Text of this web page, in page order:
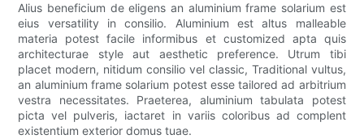
Alius beneficium de eligens an aluminium frame solarium est
eius versatility in consilio. Aluminium est altus malleable
materia potest facile informibus et customized apta quis
architecturae style aut aesthetic preference. Utrum tibi
placet modern, nitidum consilio vel classic, Traditional vultus,
an aluminium frame solarium potest esse tailored ad arbitrium
vestra necessitates. Praeterea, aluminium tabulata potest
picta vel pulveris, iactaret in variis coloribus ad complent
existentium exterior domus tuae.